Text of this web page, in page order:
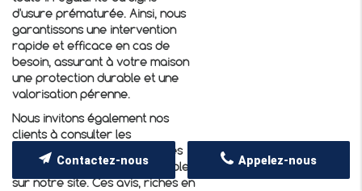
d'usure prématurée. Ainsi, nous
garantissons une intervention
rapide et efficace en cas de
besoin, assurant à votre maison
une protection durable et une
valorisation pérenne.
Nous invitons également nos
clients à consulter les
témoignages de réussite et les
retours d'expérience disponibles
sur notre site. Ces avis, riches en
Appelez-nous
Contactez-nous